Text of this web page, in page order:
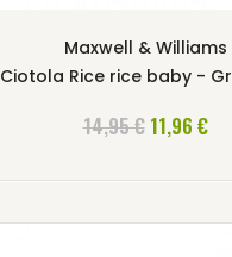
Maxwell & Williams
Ciotola Rice rice baby -
14,95 € 11,96 €
AGGIUNGI AL CARRELLO